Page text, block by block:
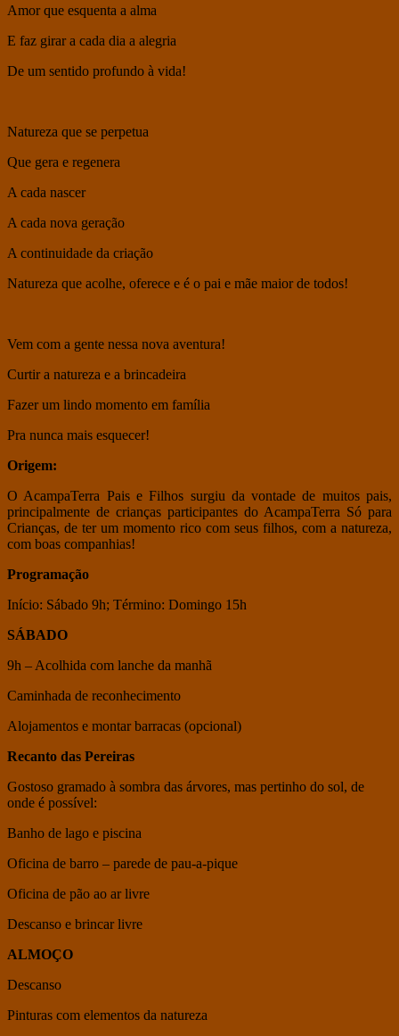
Amor que esquenta a alma
E faz girar a cada dia a alegria
De um sentido profundo à vida!
Natureza que se perpetua
Que gera e regenera
A cada nascer
A cada nova geração
A continuidade da criação
Natureza que acolhe, oferece e é o pai e mãe maior de todos!
Vem com a gente nessa nova aventura!
Curtir a natureza e a brincadeira
Fazer um lindo momento em família
Pra nunca mais esquecer!
Origem:
O AcampaTerra Pais e Filhos surgiu da vontade de muitos pais,
principalmente de crianças participantes do AcampaTerra Só para
Crianças, de ter um momento rico com seus filhos, com a natureza,
com boas companhias!
Programação
Início: Sábado 9h; Término: Domingo 15h
SÁBADO
9h – Acolhida com lanche da manhã
Caminhada de reconhecimento
Alojamentos e montar barracas (opcional)
Recanto das Pereiras
Gostoso gramado à sombra das árvores, mas pertinho do sol, de
onde é possível:
Banho de lago e piscina
Oficina de barro – parede de pau-a-pique
Oficina de pão ao ar livre
Descanso e brincar livre
ALMOÇO
Descanso
Pinturas com elementos da natureza